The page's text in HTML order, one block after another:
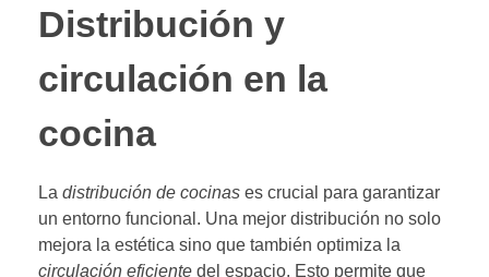
Distribución y
circulación en la
cocina
La distribución de cocinas es crucial para garantizar
un entorno funcional. Una mejor distribución no solo
mejora la estética sino que también optimiza la
circulación eficiente del espacio. Esto permite que